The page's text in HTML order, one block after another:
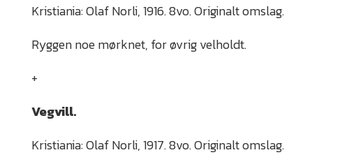
Kristiania: Olaf Norli, 1916. 8vo. Originalt omslag.
Ryggen noe mørknet, for øvrig velholdt.
+
Vegvill.
Kristiania: Olaf Norli, 1917. 8vo. Originalt omslag.